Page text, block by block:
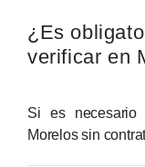
¿Es
verificar en
Si es necesario
Morelos sin